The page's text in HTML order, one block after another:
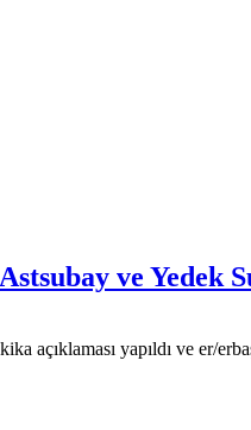
ve Yedek
açıklaması yapıldı ve er/